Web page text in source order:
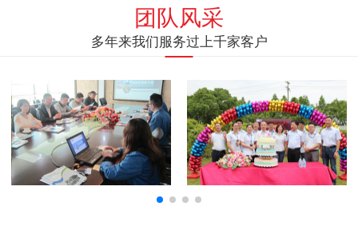
团队风采
多年来我们服务过上千家客户